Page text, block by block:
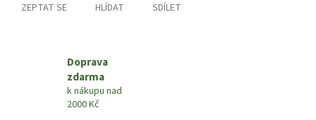
ZEPTAT SE HLÍDAT SDÍLET
Doprava
zdarma
k nákupu nad
2000 Kč